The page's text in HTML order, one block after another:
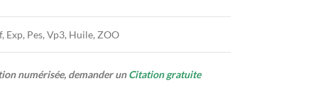
Exp, Pes, Vp3, Huile, ZOO
numérisée, demander unCitation gratuite